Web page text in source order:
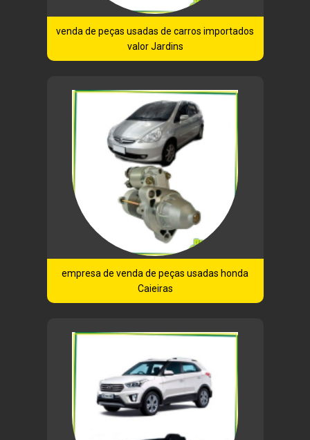
venda de peças usadas de carros importados
valor Jardins
empresa de venda de peças usadas honda
Caieiras